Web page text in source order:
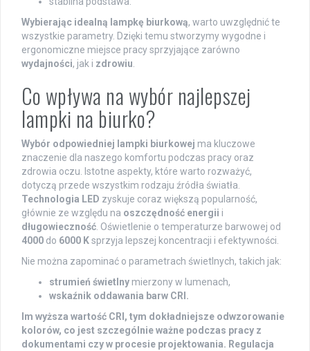
Wybierając idealną lampkę biurkową, warto uwzględnić te
wszystkie parametry. Dzięki temu stworzymy wygodne i
ergonomiczne miejsce pracy sprzyjające zarówno
wydajności, jak i zdrowiu
Co wpływa na wybór najlepszej
lampki na biurko?
Wybór odpowiedniej lampki biurkowej ma kluczowe
znaczenie dla naszego komfortu podczas pracy oraz
zdrowia oczu. Istotne aspekty, które warto rozważyć,
dotyczą przede wszystkim rodzaju źródła światła.
Technologia LED zyskuje coraz większą popularność,
głównie ze względu na oszczędność energii i
długowieczność . Oświetlenie o temperaturze barwowej od
4000 do 6000 Ksprzyja lepszej koncentracji i efektywności.
Nie można zapominać o parametrach świetlnych, takich jak:
strumień świetlny mierzony w lumenach,
wskaźnik oddawania barw CRI.
Im wyższa wartość CRI, tym dokładniejsze odwzorowanie
kolorów, co jest szczególnie ważne podczas pracy z
dokumentami czy w procesie projektowania. Regulacja